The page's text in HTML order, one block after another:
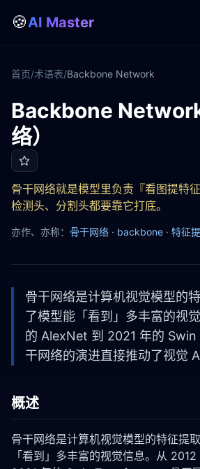
🍪AI Master
首页/术语表/Backbone Network
Backbone
络）
Backbone Network
骨干网络就是模型里负责『看图提特
检测头、分割头都要靠它打底。
亦作、亦称： 骨干网络 · backbone · 特征
骨干网络是计算机视觉模型的
了模型能「看到」多丰富的视
的 AlexNet 到 2021 年的
干网络的演进直接推动了视觉
概述
骨干网络是计算机视觉模型的特征提
「看到」多丰富的视觉信息。从